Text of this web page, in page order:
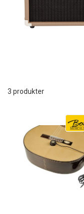
3 produkter